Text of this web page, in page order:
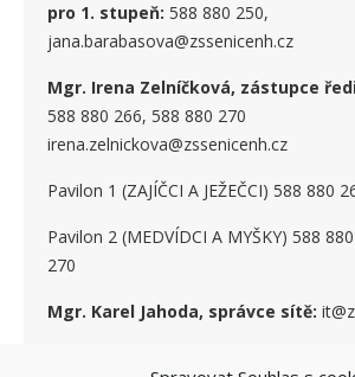
pro 1. stupeň: 588 880 250,
jana.barabasova@zssenicenh.cz
Mgr. Irena Zelníčková, zástupce
588 880 266, 588 880 270
irena.zelnickova@zssenicenh.cz
Pavilon 1 (ZAJÍČCI A JEŽEČCI) 588 880
Pavilon 2 (MEDVÍDCI A MYŠKY) 588
270
Mgr. Karel Jahoda, správce sítě: